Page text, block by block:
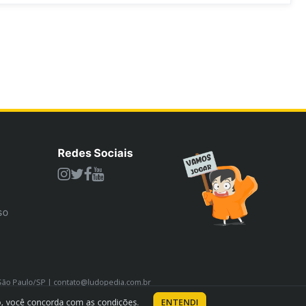
Redes Sociais
São Paulo/SP | contato@ludopedia.com.br
você concorda com as condições. ENTENDI